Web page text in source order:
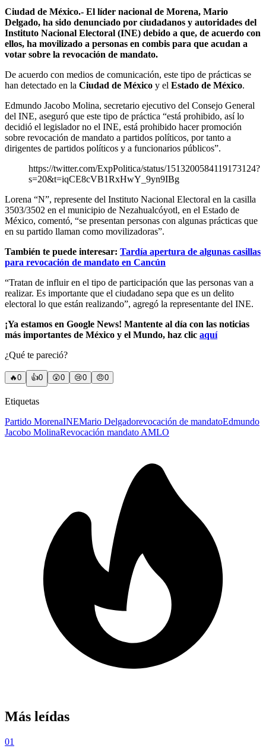
Ciudad de México.- El líder nacional de Morena, Mario
Delgado, ha sido denunciado por ciudadanos y autoridades del
Instituto Nacional Electoral (INE) debido a que, de acuerdo con
ellos, ha movilizado a personas en combis para que acudan a
votar sobre la revocación de mandato.
De acuerdo con medios de comunicación, este tipo de prácticas se
han detectado en la Ciudad de México y el Estado de México.
Edmundo Jacobo Molina, secretario ejecutivo del Consejo General
del INE, aseguró que este tipo de práctica “está prohibido, así lo
decidió el legislador no el INE, está prohibido hacer promoción
sobre revocación de mandato a partidos políticos, por tanto a
dirigentes de partidos políticos y a funcionarios públicos”.
https://twitter.com/ExpPolitica/status/1513200584119173124?
s=20&t=iqCE8cVB1RxHwY_9yn9IBg
Lorena “N”, represente del Instituto Nacional Electoral en la casilla
3503/3502 en el municipio de Nezahualcóyotl, en el Estado de
México, comentó, “se presentan personas con algunas prácticas que
en su partido llaman como movilizadoras”.
También te puede interesar: Tardía apertura de algunas casillas
para revocación de mandato en Cancún
“Tratan de influir en el tipo de participación que las personas van a
realizar. Es importante que el ciudadano sepa que es un delito
electoral lo que están realizando”, agregó la representante del INE.
¡Ya estamos en Google News! Mantente al día con las noticias
más importantes de México y el Mundo, haz clic aquí
¿Qué te pareció?
🔥0 👍0 😲0 😢0 😠0
Etiquetas
Partido MorenaINEMario Delgadorevocación de mandatoEdmundo
Jacobo MolinaRevocación mandato AMLO
Más leídas
01